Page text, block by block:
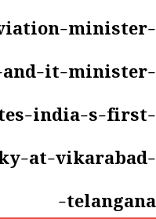
minister-
it-minister-
india-s-first-
at-vikarabad-
telangana-